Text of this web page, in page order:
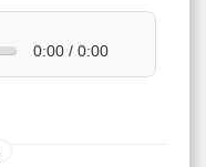
0:00 / 0:00